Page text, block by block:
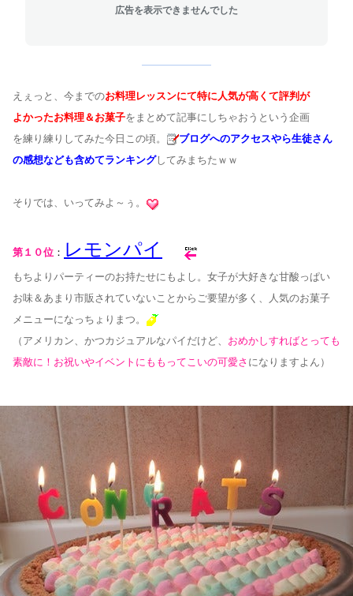
広告を表示できませんでした
えぇっと、今までのお料理レッスンにて特に人気が高くて評判が
よかったお料理＆お菓子をまとめて記事にしちゃおうという企画
を練り練りしてみた今日この頃。
ブログへのアクセスやら生徒さん
の感想なども含めてランキングしてみま ちたｗｗ
そりでは、いってみよ～ぅ。
第１０位 ： レモンパイ
もちよりパーティーのお持たせにもよし。女子が大好きな甘酸っぱい
お味＆あまり 市販されていないことからご要望が多く、人気のお菓子
メニューになっちょりまつ。
（アメリカン、かつカジュアルなパイだけど、 おめかしすればとっても
素敵に！お祝いやイベントにももってこいの可愛さ になりますよん）